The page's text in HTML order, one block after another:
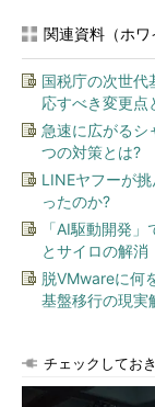
関連資料（ホワ
国税庁の次世代
応すべき変更点
急速に広がるシ
つの対策とは?
LINEヤフーが
ったのか?
「AI駆動開発
とサイロの解消
脱VMwareに何
基盤移行の現実
チェックしてお